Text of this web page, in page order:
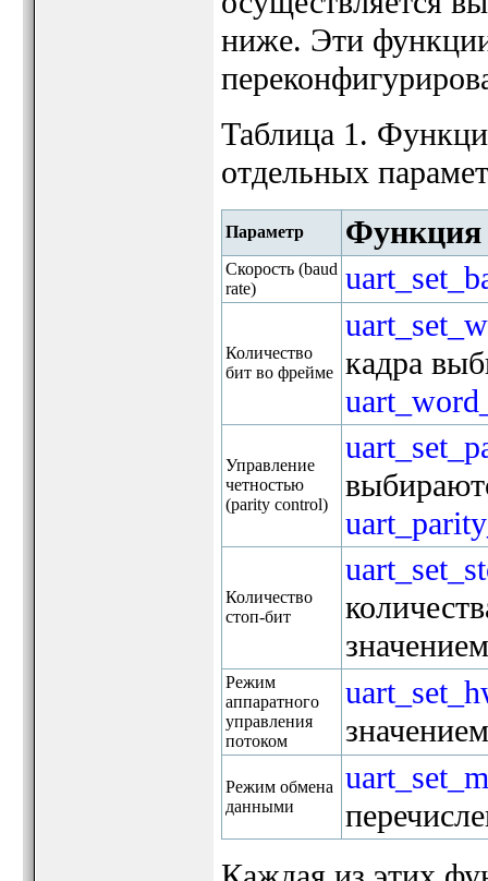
ниже. Эти
Таблица 1.
отдельных
Параметр Функция
Скорость (baud
rate)
Количество
бит во фрейме
кадра
Управление
четностью
(parity control)
Количество
стоп-бит
Режим
аппаратного
управления
потоком
Режим обмена
данными